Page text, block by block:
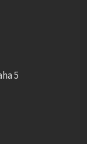
5